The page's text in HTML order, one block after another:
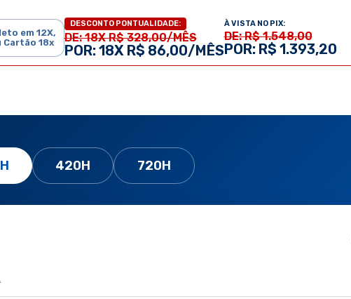
em 12X,
Cartão 18x
DESCONTO PONTUALIDADE:
DE: 18X R$ 328,00/MÊS
POR: 18X R$ 86,00/MÊS
À VISTA NO PIX:
DE: R$ 1.548,00
POR: R$ 1.393,20
420H 720H